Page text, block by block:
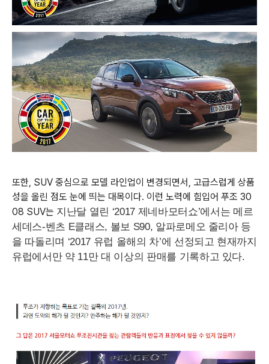
또한, SUV 중심으로 모델 라인업이 변경되면서, 고급스럽게 상품
성을 올린 점도 눈에 띄는 대목이다. 이런 노력에 힘입어 푸조 30
08 SUV는 지난달 열린 ‘2017 제네바모터쇼’에서는 메르
세데스-벤츠 E클래스, 볼보 S90, 알파로메오 줄리아 등
을 따돌리며 ‘2017 유럽 올해의 차’에 선정되고 현재까지
유럽에서만 약 11만 대 이상의 판매를 기록하고 있다.